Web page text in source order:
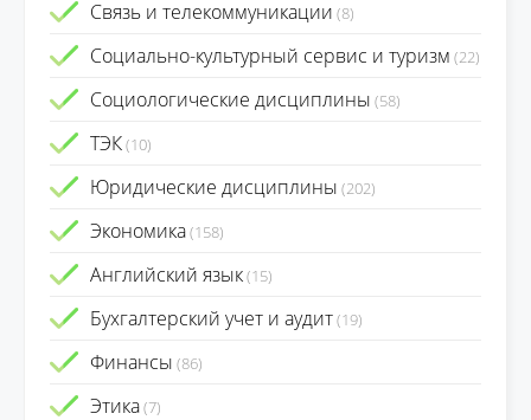
Связь и телекоммуникации (8)
Социально-культурный сервис и туризм (22)
Социологические дисциплины (58)
ТЭК(10)
Юридические дисциплины (202)
Экономика(158)
Английский язык(15)
Бухгалтерский учет и аудит(19)
Финансы (86)
Этика(7)